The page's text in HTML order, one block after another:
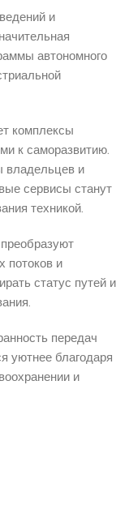
и
автономного
комплексы
к саморазвитию.
владельцев и
сервисы станут
техникой.
потоков и
статус путей и
передач
уютнее благодаря
и